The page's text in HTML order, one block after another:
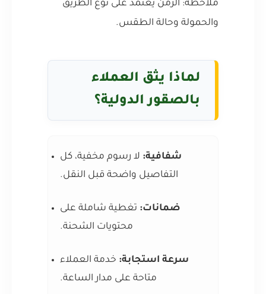
ملاحظة: الزمن يعتمد على نوع الطريق
والحمولة وحالة الطقس.
لماذا يثق العملاء
بالصقور الدولية؟
شفافية: لا رسوم مخفية، كل
التفاصيل واضحة قبل النقل.
ضمانات: تغطية شاملة على
محتويات الشحنة.
سرعة استجابة: خدمة العملاء
متاحة على مدار الساعة.